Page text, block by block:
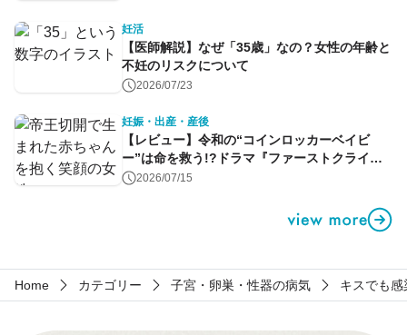
妊活
【医師解説】なぜ「35歳」なの？女性の年齢と
不妊のリスクについて
2026/07/23
妊娠・出産・産後
【レビュー】令和の“コインロッカーベイビ
ー”は命を救う!?ドラマ『ファーストクライ』
第1話2026/07/15
Home カテゴリー 子宮・卵巣・性器の病気 キスでも